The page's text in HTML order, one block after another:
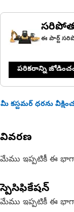
ఈ పార్ట్
పరికరాన్ని
మీ కస్టమర్ ధరను
వివరణ
మేము ఇప్పటికీ ఈ
స్పెసిఫికేషన్
మేము ఇప్పటికీ ఈ